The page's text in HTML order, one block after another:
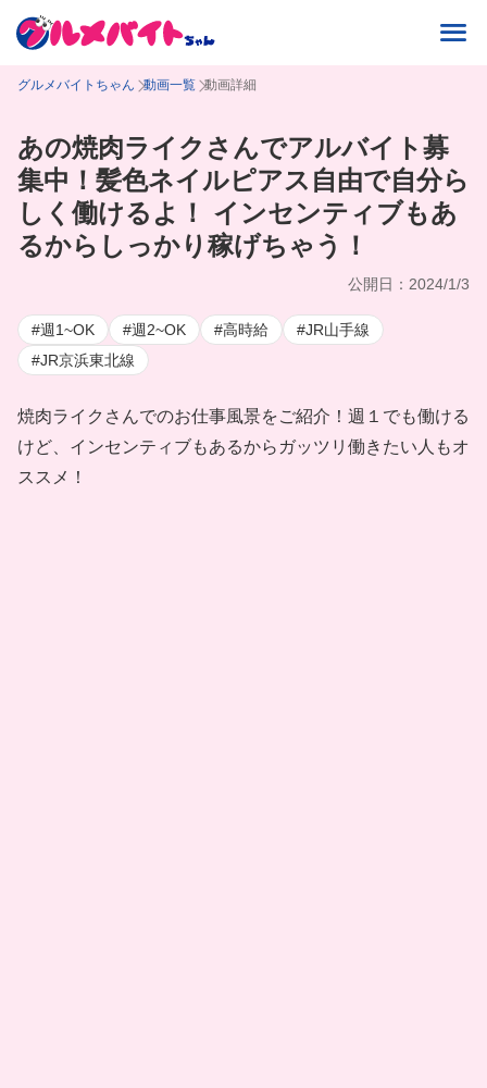
グルメバイトちゃん 動画一覧 動画詳細
あの焼肉ライクさんでアルバイト募
集中！髪色ネイルピアス自由で自分ら
しく働けるよ！ インセンティブもあ
るからしっかり稼げちゃう！
公開日：2024/1/3
#週1~OK #週2~OK #高時給
#JR山手線
#JR京浜東北線
焼肉ライクさんでのお仕事風景をご紹介！週１でも働ける
けど、インセンティブもあるからガッツリ働きたい人もオ
ススメ！